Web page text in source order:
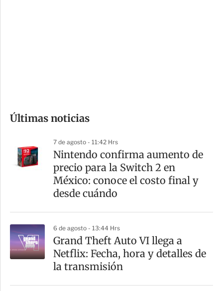
m
a
r
Últimas noticias
7 de agosto - 11:42 Hrs
Nintendo confirma aumento de
precio para la Switch 2 en
México: conoce el costo final y
desde cuándo
6 de agosto - 13:44 Hrs
Grand Theft Auto VI llega a
Netflix: Fecha, hora y detalles de
la transmisión